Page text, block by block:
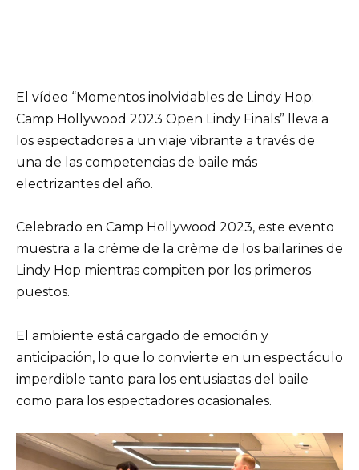
El vídeo “Momentos inolvidables de Lindy Hop:
Camp Hollywood 2023 Open Lindy Finals” lleva a
los espectadores a un viaje vibrante a través de
una de las competencias de baile más
electrizantes del año.
Celebrado en Camp Hollywood 2023, este evento
muestra a la crème de la crème de los bailarines de
Lindy Hop mientras compiten por los primeros
puestos.
El ambiente está cargado de emoción y
anticipación, lo que lo convierte en un espectáculo
imperdible tanto para los entusiastas del baile
como para los espectadores ocasionales.